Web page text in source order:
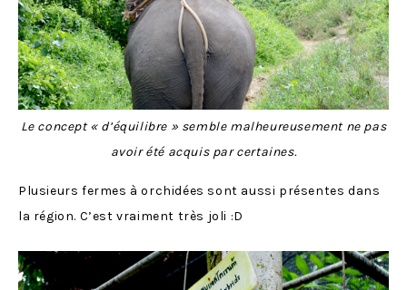
Le concept « d’équilibre » semble malheureusement ne pas
avoir été acquis par certaines.
Plusieurs fermes à orchidées sont aussi présentes dans
la région. C’est vraiment très joli :D